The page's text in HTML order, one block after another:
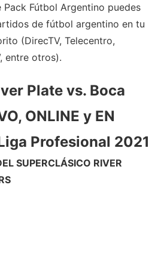
Fútbol Argentino puedes
de fútbol argentino en tu
(DirecTV, Telecentro,
entre otros).
Plate vs. Boca
ONLINE y EN
Profesional 2021
SUPERCLÁSICO RIVER